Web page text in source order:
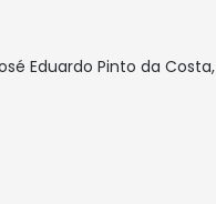
Eduardo Pinto da Costa,